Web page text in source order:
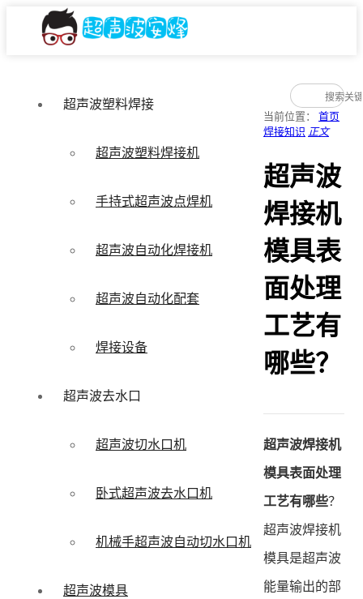
超声波塑料焊接
超声波塑料焊接机
手持式超声波点焊机
超声波自动化焊接机
超声波自动化配套
焊接设备
超声波去水口
超声波切水口机
卧式超声波去水口机
机械手超声波自动切水口机
超声波模具
当前位置： 首页
焊接知识 正文
超声波
焊接机
模具表
面处理
工艺有
哪些？
超声波焊接机
模具表面处理
工艺有哪些？
超声波焊接机
模具是超声波
能量输出的部